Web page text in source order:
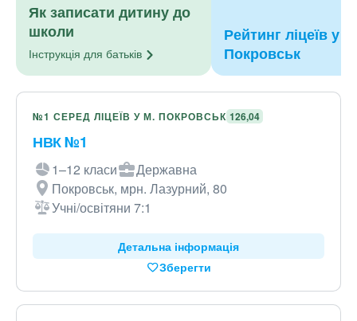
Як записати дитину до
школи
Інструкція для батьків
Рейтинг ліцеїв у м.
Покровськ
№1 СЕРЕД ЛІЦЕЇВ У М. ПОКРОВСЬК 126,04
НВК №1
1–12 класи
Державна
Покровськ, мрн. Лазурний, 80
Учні/освітяни 7:1
Детальна інформація
Зберегти